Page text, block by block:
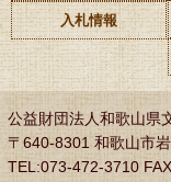
入札情報
公益財団法人和歌山県
〒640-8301 和歌山市
TEL:073-472-3710